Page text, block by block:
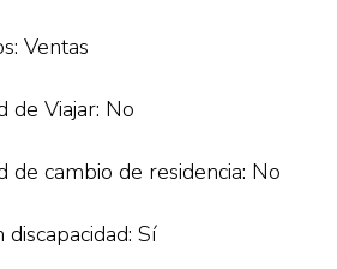
Ventas
de Viajar: No
de cambio de residencia: No
Sí